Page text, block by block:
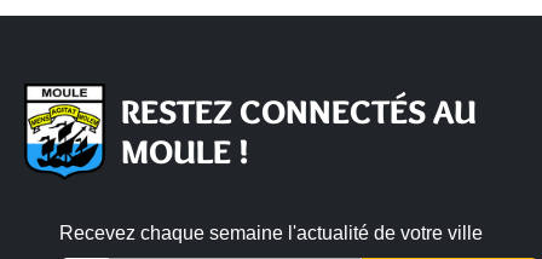
RESTEZ CONNECTÉS AU
MOULE !
Recevez chaque semaine l'actualité de votre ville